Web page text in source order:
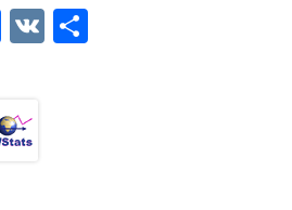
F
b
V